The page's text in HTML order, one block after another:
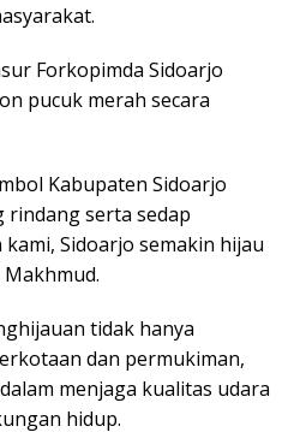
Forkopimda Sidoarjo
pucuk merah secara
Kabupaten Sidoarjo
rindang serta sedap
Sidoarjo semakin hijau
tidak hanya
dan permukiman,
menjaga kualitas udara
hidup.